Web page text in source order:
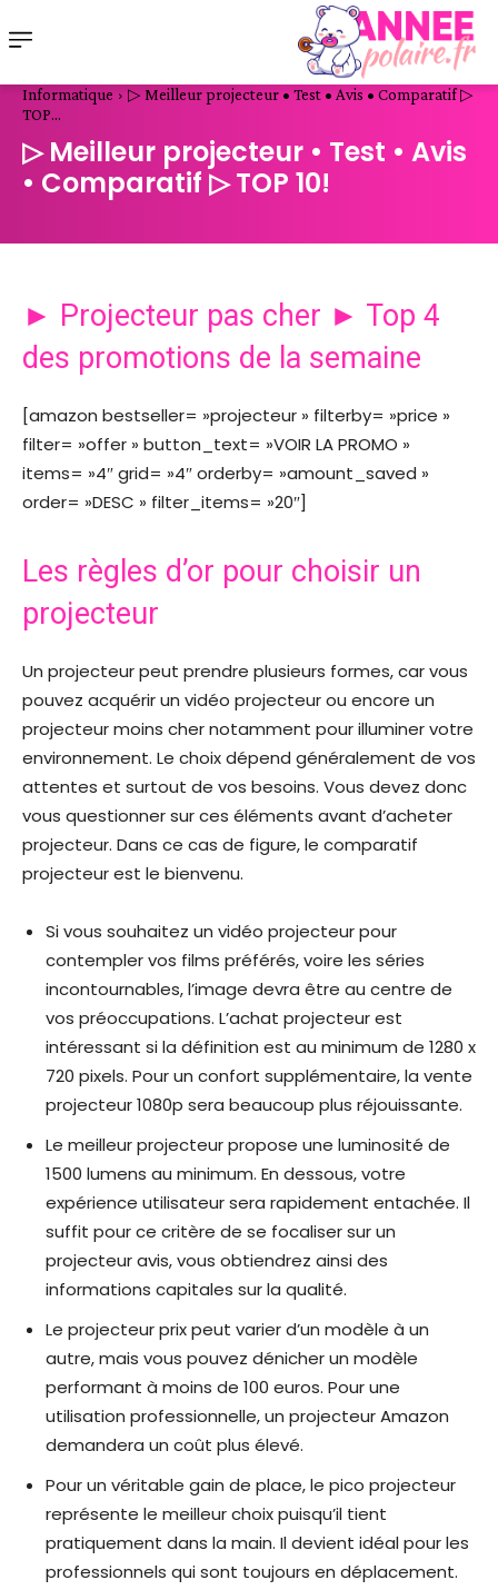
Informatique
▷ Meilleur projecteur • Test • Avis • Comparatif ▷
TOP...
▷ Meilleur projecteur • Test • Avis
• Comparatif ▷ TOP 10!
► Projecteur pas cher ► Top 4
des promotions de la semaine
[amazon bestseller= »projecteur » filterby= »price »
filter= »offer » button_text= »VOIR LA PROMO »
items= »4″ grid= »4″ orderby= »amount_saved »
order= »DESC » filter_items= »20″]
Les règles d’or pour choisir un
projecteur
Un projecteur peut prendre plusieurs formes, car vous
pouvez acquérir un vidéo projecteur ou encore un
projecteur moins cher notamment pour illuminer votre
environnement. Le choix dépend généralement de vos
attentes et surtout de vos besoins. Vous devez donc
vous questionner sur ces éléments avant d’acheter
projecteur. Dans ce cas de figure, le comparatif
projecteur est le bienvenu.
Si vous souhaitez un vidéo projecteur pour
contempler vos films préférés, voire les séries
incontournables, l’image devra être au centre de
vos préoccupations. L’achat projecteur est
intéressant si la définition est au minimum de 1280 x
720 pixels. Pour un confort supplémentaire, la vente
projecteur 1080p sera beaucoup plus réjouissante.
Le meilleur projecteur propose une luminosité de
1500 lumens au minimum. En dessous, votre
expérience utilisateur sera rapidement entachée. Il
suffit pour ce critère de se focaliser sur un
projecteur avis, vous obtiendrez ainsi des
informations capitales sur la qualité.
Le projecteur prix peut varier d’un modèle à un
autre, mais vous pouvez dénicher un modèle
performant à moins de 100 euros. Pour une
utilisation professionnelle, un projecteur Amazon
demandera un coût plus élevé.
Pour un véritable gain de place, le pico projecteur
représente le meilleur choix puisqu’il tient
pratiquement dans la main. Il devient idéal pour les
professionnels qui sont toujours en déplacement.